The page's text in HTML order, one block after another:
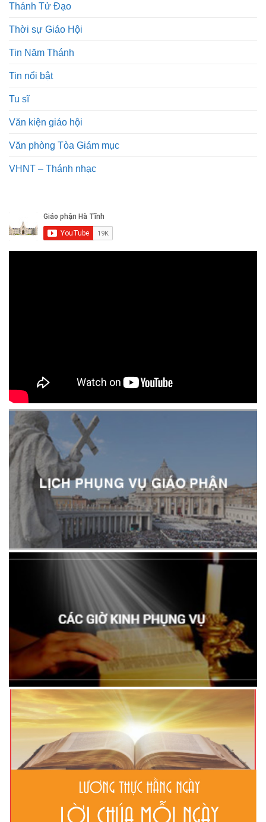
Thánh Tử Đạo
Thời sự Giáo Hội
Tin Năm Thánh
Tin nổi bật
Tu sĩ
Văn kiện giáo hội
Văn phòng Tòa Giám mục
VHNT – Thánh nhạc